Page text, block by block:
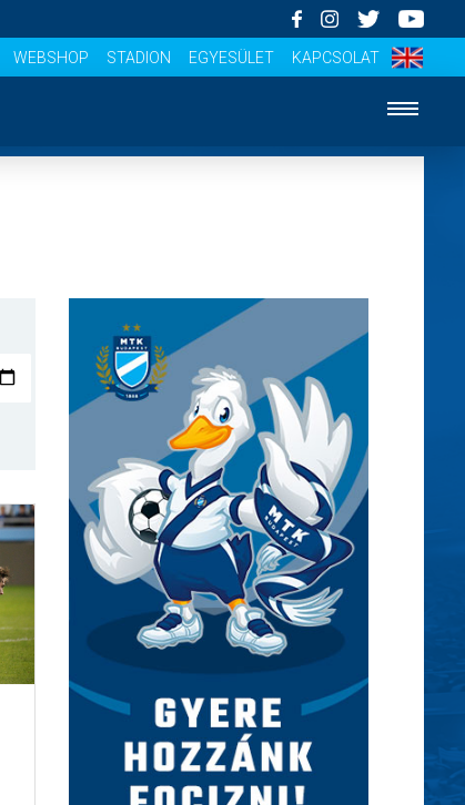
WEBSHOP STADION EGYESÜLET KAPCSOLAT